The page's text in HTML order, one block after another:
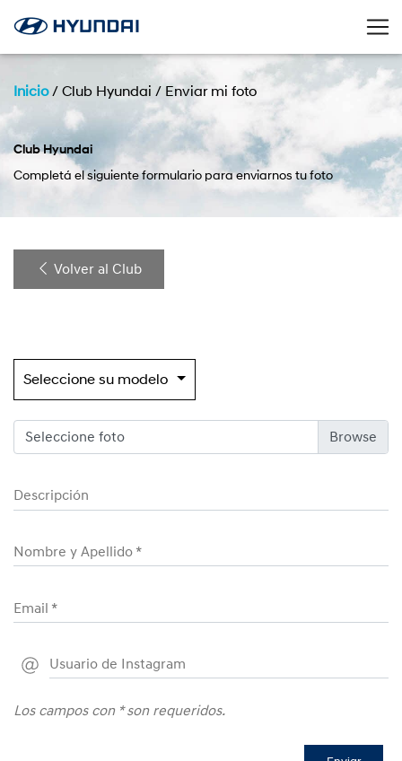
Inicio/ Club Hyundai / Enviar mi foto
Club Hyundai
Completá el siguiente formulario para enviarnos tu foto
Volver al Club
Seleccione su modelo
Seleccione foto
Descripción
Nombre y Apellido *
Email *
Usuario de Instagram
Los campos con *son requeridos.